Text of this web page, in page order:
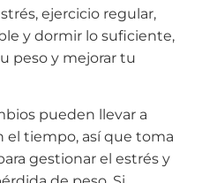
ejercicio regular,
y dormir lo suficiente,
peso y mejorar tu
pueden llevar a
el tiempo, así que toma
gestionar el estrés y